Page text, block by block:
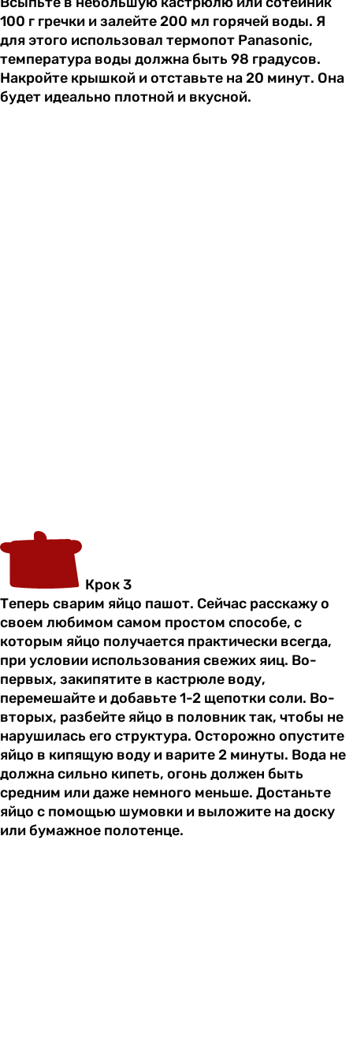
100 г гречки и залейте 200 мл горячей воды. Я
для этого использовал термопот Panasonic,
температура воды должна быть 98 градусов.
Накройте крышкой и отставьте на 20 минут. Она
будет идеально плотной и вкусной.
Крок 3
Теперь сварим яйцо пашот. Сейчас расскажу о
своем любимом самом простом способе, с
которым яйцо получается практически всегда,
при условии использования свежих яиц. Во-
первых, закипятите в кастрюле воду,
перемешайте и добавьте 1-2 щепотки соли. Во-
вторых, разбейте яйцо в половник так, чтобы не
нарушилась его структура. Осторожно опустите
яйцо в кипящую воду и варите 2 минуты. Вода не
должна сильно кипеть, огонь должен быть
средним или даже немного меньше. Достаньте
яйцо с помощью шумовки и выложите на доску
или бумажное полотенце.